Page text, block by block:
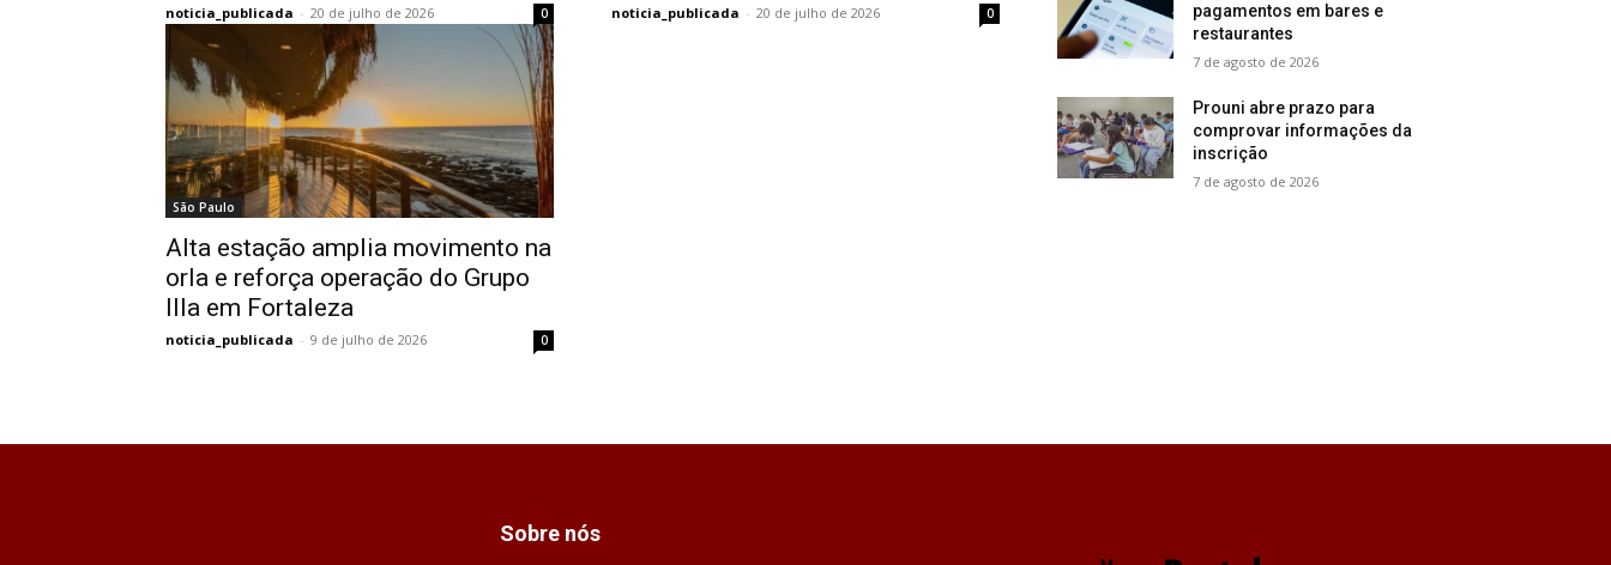
noticia_publicada - 20 de julho de 2026 0 noticia_publicada - 20 de julho de 2026 0
São Paulo
Alta estação amplia movimento na
orla e reforça operação do Grupo
Illa em Fortaleza
noticia_publicada - 9 de julho de 2026 0
pagamentos em bares e
restaurantes
7 de agosto de 2026
Prouni abre prazo para
comprovar informações da
inscrição
7 de agosto de 2026
Sobre nós